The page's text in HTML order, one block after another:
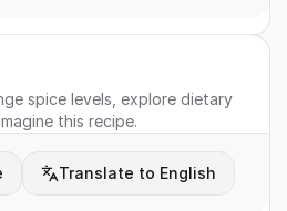
spice levels, explore dietary
this recipe.
Translate to English